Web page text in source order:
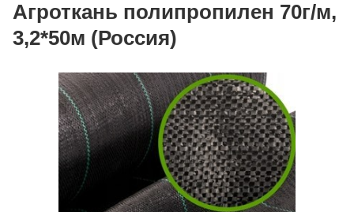
Агроткань полипропилен 70г/м,
3,2*50м (Россия)